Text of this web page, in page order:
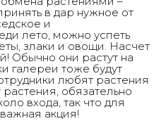
в дар нужное от
и
лето, можно успеть
злаки и овощи. Насчет
Обычно они растут на
галереи тоже будут
любят растения
обязательно
входа, так что для
акция!